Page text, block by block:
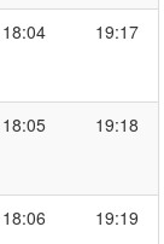
18:04 19:17
18:05 19:18
18:06 19:19